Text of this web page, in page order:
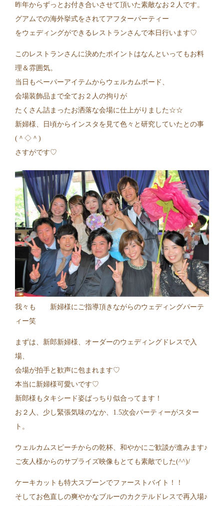
昨年からずっとお付き合いさせて頂いた素敵なお２人です。
グアムでの海外挙式をされてアフターパーティー
をウェディングができるレストランさんで本日行います♡
このレストランさんに決めたポイントはなんといってもお料
理＆雰囲気。
当日もペーパーアイテムからウェルカムボード、
会場装飾品まで全てお２人の拘りが
たくさん詰まったお洒落な会場に仕上がりました☆☆
新婦様、日頃からインスタを見て色々と研究していたとの事
(＾◇＾)
さすがです♡
我々も 新婦様にご指導頂きながらのウェディングパーテ
ィー笑
まずは、新郎新婦様、オーダーのウェディングドレスで入
場、
会場が拍手と歓声に包まれます♡
本当に新婦様可愛いです♡
新郎様もタキシード姿ばっちり似合ってます！
お２人、少し緊張気味のなか、1.5次会パーティーがスター
ト。
ウェルカムスピーチからの乾杯、和やかにご歓談が進みます♪
ご友人様からのサプライズ映像もとても素敵でした(^^)/
ケーキカットも特大スプーンでファーストバイト！！
そしてお色直しの爽やかなブルーのカクテルドレスで再入場♪